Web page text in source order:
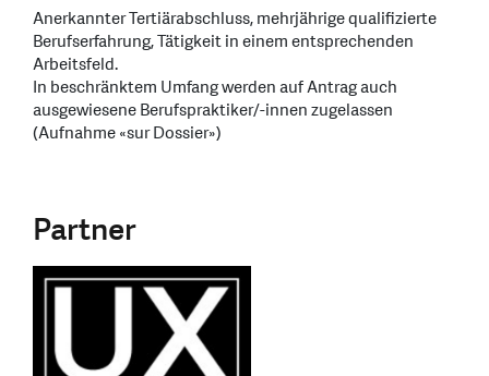
Anerkannter Tertiärabschluss, mehrjährige qualifizierte
Berufserfahrung, Tätigkeit in einem entsprechenden
Arbeitsfeld.
In beschränktem Umfang werden auf Antrag auch
ausgewiesene Berufspraktiker/-innen zugelassen
(Aufnahme «sur Dossier»)
Partner